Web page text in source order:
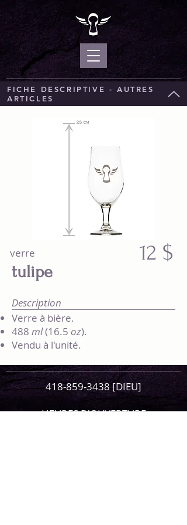
FICHE DESCRIPTIVE - AUTRES
ARTICLES
verre
tulipe
12 $
Description
Verre à bière.
488 ml(16.5 oz).
Vendu à l'unité.
418-859-3438[DIEU]
HEURES D'OUVERTURE